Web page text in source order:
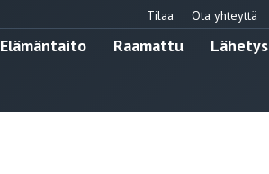
Tilaa Ota yhteyttä
Elämäntaito Raamattu Lähetys